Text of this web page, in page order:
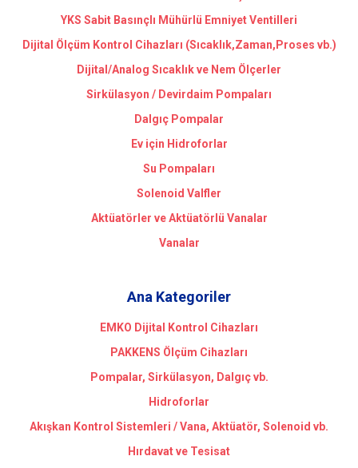
YKS Sabit Basınçlı Mühürlü Emniyet Ventilleri
Dijital Ölçüm Kontrol Cihazları (Sıcaklık,Zaman,Proses vb.)
Dijital/Analog Sıcaklık ve Nem Ölçerler
Sirkülasyon / Devirdaim Pompaları
Dalgıç Pompalar
Ev için Hidroforlar
Su Pompaları
Solenoid Valfler
Aktüatörler ve Aktüatörlü Vanalar
Vanalar
Ana Kategoriler
EMKO Dijital Kontrol Cihazları
PAKKENS Ölçüm Cihazları
Pompalar, Sirkülasyon, Dalgıç vb.
Hidroforlar
Akışkan Kontrol Sistemleri / Vana, Aktüatör, Solenoid vb.
Hırdavat ve Tesisat